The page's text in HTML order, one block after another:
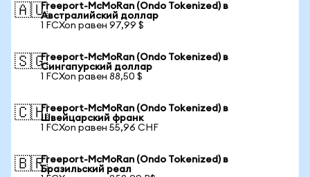
🇦🇺Freeport-McMoRan (Ondo Tokenized) в
Австралийский доллар
1 FCXon равен 97,99 $
🇸🇬Freeport-McMoRan (Ondo Tokenized) в
Сингапурский доллар
1 FCXon равен 88,50 $
🇨🇭Freeport-McMoRan (Ondo Tokenized) в
Швейцарский франк
1 FCXon равен 55,96 CHF
🇧🇷Freeport-McMoRan (Ondo Tokenized) в
Бразильский реал